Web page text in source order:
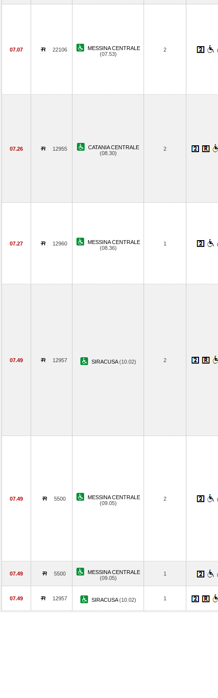
07.07 22106
MESSINA CENTRALE
(07.53)
2
07.26 12955
CATANIA CENTRALE
(08.30)
2
07.27 12960
MESSINA CENTRALE
(08.36)
1
07.49 12957 SIRACUSA(10.02) 2
07.49 5500
MESSINA CENTRALE
(09.05)
2
07.49 5500
MESSINA CENTRALE
(09.05)
1
07.49 12957 SIRACUSA(10.02) 1